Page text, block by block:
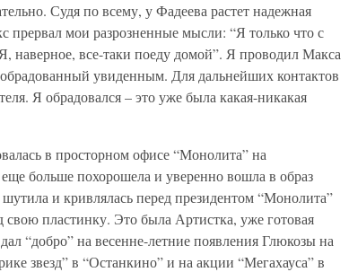
Судя по всему, у Фадеева растет надежная
прервал мои разрозненные мысли: “Я только что с
наверное, все-таки поеду домой”. Я проводил Макса
увиденным. Для дальнейших контактов
Я обрадовался – это уже была какая-никакая
в просторном офисе “Монолита” на
больше похорошела и уверенно вошла в образ
и кривлялась перед президентом “Монолита”
пластинку. Это была Артистка, уже готовая
“добро” на весенне-летние появления Глюкозы на
звезд” в “Останкино” и на акции “Мегахауса” в